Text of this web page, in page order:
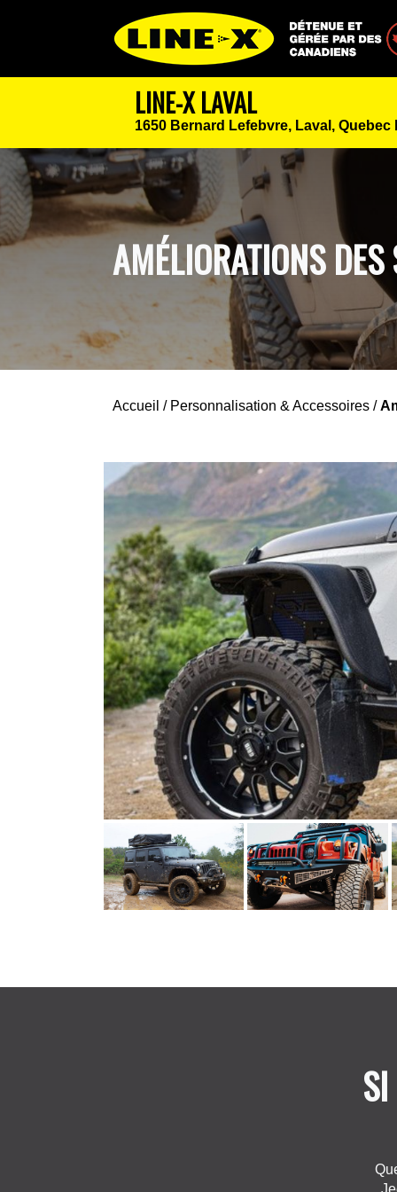
Détenue et
LINE-X LAVAL
1650 Bernard Lefebvre, Laval, Quebec
AMÉLIORATIONS
Accueil / Personnalisation & Accessoires /